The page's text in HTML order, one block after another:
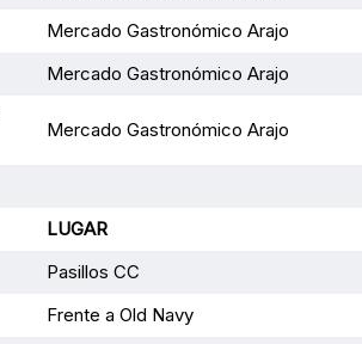
Mercado Gastronómico Arajo
Mercado Gastronómico Arajo
Mercado Gastronómico Arajo
LUGAR
Pasillos CC
Frente a Old Navy